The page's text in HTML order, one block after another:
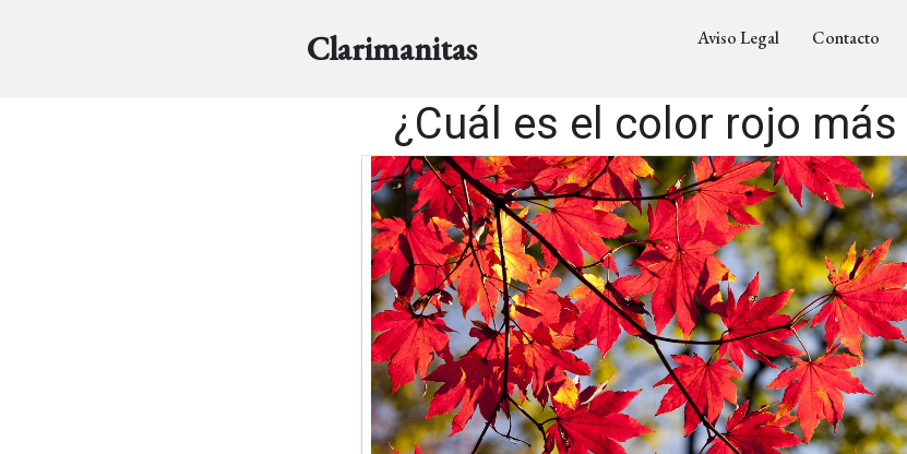
Clarimanitas Aviso Legal Contacto
¿Cuál es el color rojo